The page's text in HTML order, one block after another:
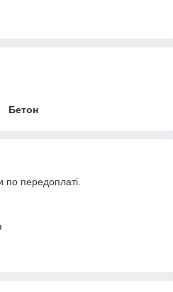
Бетон
по передоплаті.